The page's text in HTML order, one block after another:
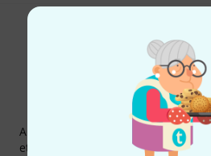
Thomann
Abonniere den Thomann
etwas Glück einen von50